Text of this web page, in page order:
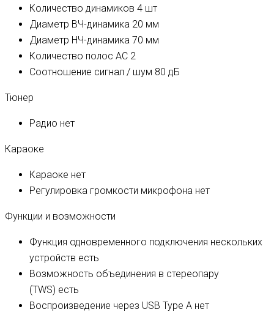
Количество динамиков 4 шт
Диаметр ВЧ-динамика 20 мм
Диаметр НЧ-динамика 70 мм
Количество полос AC 2
Соотношение сигнал / шум 80 дБ
Тюнер
Радио нет
Караоке
Караоке нет
Регулировка громкости микрофона нет
Функции и возможности
Функция одновременного подключения нескольких
устройств есть
Возможность объединения в стереопару
(TWS) есть
Воспроизведение через USB Type A нет